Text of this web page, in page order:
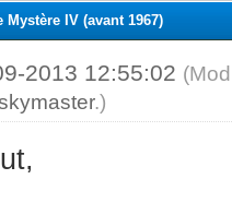
Mystère IV (avant 1967)
2013 12:55:02
.)